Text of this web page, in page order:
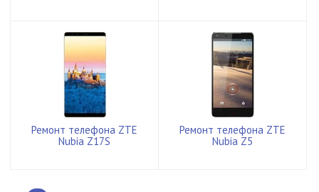
Ремонт телефона ZTE
Nubia Z17S
Ремонт телефона ZTE
Nubia Z5